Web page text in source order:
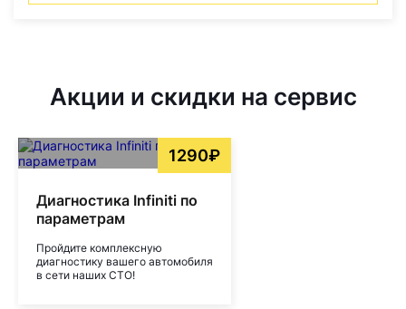
Акции и скидки на сервис
1290₽
Диагностика Infiniti по
параметрам
Пройдите комплексную
диагностику вашего автомобиля
в сети наших СТО!